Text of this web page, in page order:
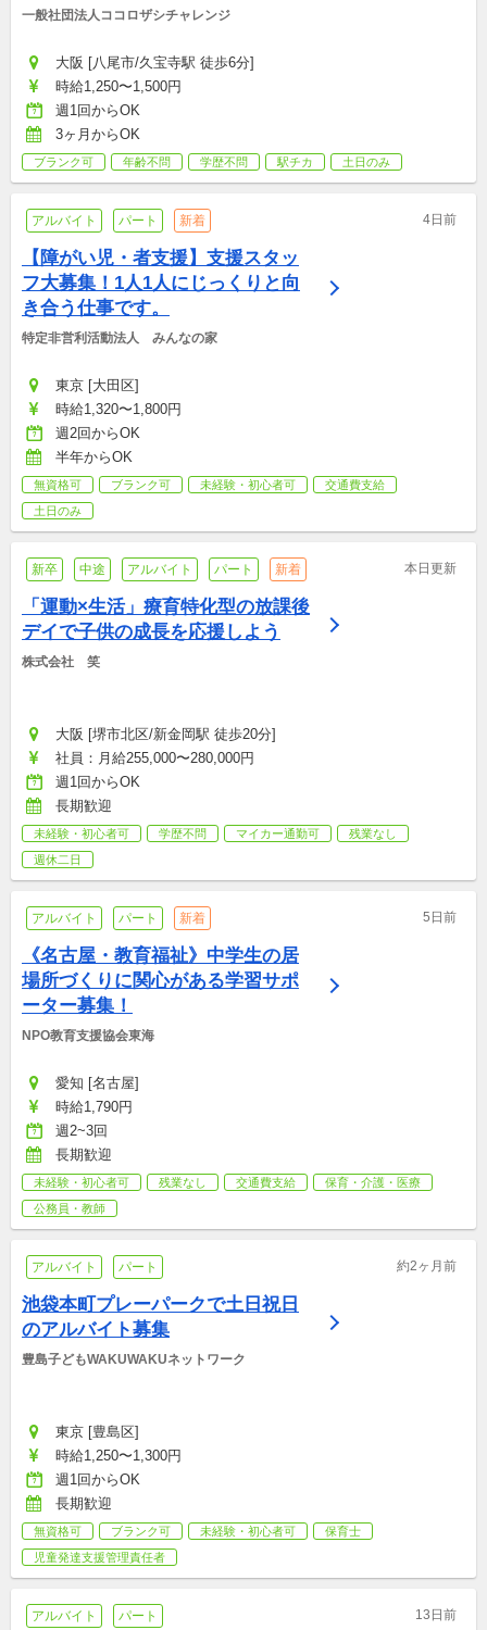
一般社団法人ココロザシチャレンジ
大阪 [八尾市/久宝寺駅 徒歩6分]
時給1,250〜1,500円
週1回からOK
3ヶ月からOK
ブランク可 年齢不問 学歴不問 駅チカ 土日のみ
アルバイト パート 新着 4日前
【障がい児・者支援】支援スタッ
フ大募集！1人1人にじっくりと向
き合う仕事です。
特定非営利活動法人　みんなの家
東京 [大田区]
時給1,320〜1,800円
週2回からOK
半年からOK
無資格可 ブランク可 未経験・初心者可
交通費支給
土日のみ
新卒 中途 アルバイト パート 新着 本日更新
「運動×生活」療育特化型の放課後
デイで子供の成長を応援しよう
株式会社　笑
大阪 [堺市北区/新金岡駅 徒歩20分]
社員：月給255,000〜280,000円
週1回からOK
長期歓迎
未経験・初心者可 学歴不問 マイカー通勤可
残業なし
週休二日
アルバイト パート 新着 5日前
《名古屋・教育福祉》中学生の居
場所づくりに関心がある学習サポ
ーター募集！
NPO教育支援協会東海
愛知 [名古屋]
時給1,790円
週2~3回
長期歓迎
未経験・初心者可 残業なし 交通費支給
保育・介護・医療
公務員・教師
アルバイト パート 約2ヶ月前
池袋本町プレーパークで土日祝日
のアルバイト募集
豊島子どもWAKUWAKUネットワーク
東京 [豊島区]
時給1,250〜1,300円
週1回からOK
長期歓迎
無資格可 ブランク可 未経験・初心者可
保育士
児童発達支援管理責任者
アルバイト パート 13日前